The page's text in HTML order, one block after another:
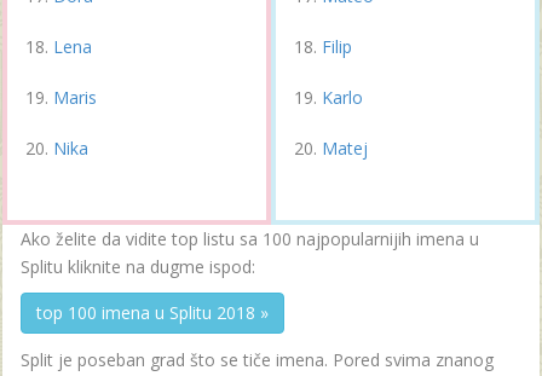
Lena
Maris
Nika
Filip
Karlo
Matej
Ako želite da vidite top listu sa 100 najpopularnijih imena u
Splitu kliknite na dugme ispod:
top 100 imena u Splitu 2018 »
Split je poseban grad što se tiče imena. Pored svima znanog